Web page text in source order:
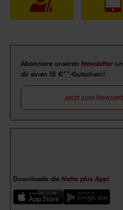
Newsletter Anmeldung
Abonniere unseren Newsletter
dir einen 15 €**-Gutschein!
Jetzt zum
Downloade die Netto plus App!